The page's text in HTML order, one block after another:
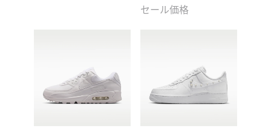
セール価格